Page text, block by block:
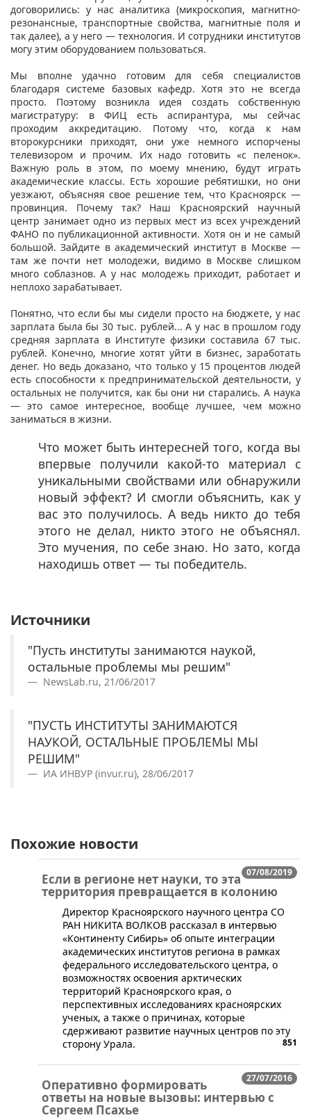
договорились: у нас аналитика (микроскопия, магнитно-
резонансные, транспортные свойства, магнитные поля и
так далее), а у него — технология. И сотрудники институтов
могу этим оборудованием пользоваться.
Мы вполне удачно готовим для себя специалистов
благодаря системе базовых кафедр. Хотя это не всегда
просто. Поэтому возникла идея создать собственную
магистратуру: в ФИЦ есть аспирантура, мы сейчас
проходим аккредитацию. Потому что, когда к нам
второкурсники приходят, они уже немного испорчены
телевизором и прочим. Их надо готовить «с пеленок».
Важную роль в этом, по моему мнению, будут играть
академические классы. Есть хорошие ребятишки, но они
уезжают, объясняя свое решение тем, что Красноярск —
провинция. Почему так? Наш Красноярский научный
центр занимает одно из первых мест из всех учреждений
ФАНО по публикационной активности. Хотя он и не самый
большой. Зайдите в академический институт в Москве —
там же почти нет молодежи, видимо в Москве слишком
много соблазнов. А у нас молодежь приходит, работает и
неплохо зарабатывает.
Понятно, что если бы мы сидели просто на бюджете, у нас
зарплата была бы 30 тыс. рублей... А у нас в прошлом году
средняя зарплата в Институте физики составила 67 тыс.
рублей. Конечно, многие хотят уйти в бизнес, заработать
денег. Но ведь доказано, что только у 15 процентов людей
есть способности к предпринимательской деятельности, у
остальных не получится, как бы они ни старались. А наука
— это самое интересное, вообще лучшее, чем можно
заниматься в жизни.
Что может быть интересней того, когда вы
впервые получили какой-то материал с
уникальными свойствами или обнаружили
новый эффект? И смогли объяснить, как у
вас это получилось. А ведь никто до тебя
этого не делал, никто этого не объяснял.
Это мучения, по себе знаю. Но зато, когда
находишь ответ — ты победитель.
Источники
"Пусть институты занимаются наукой,
остальные проблемы мы решим"
NewsLab.ru, 21/06/2017
"ПУСТЬ ИНСТИТУТЫ ЗАНИМАЮТСЯ
НАУКОЙ, ОСТАЛЬНЫЕ ПРОБЛЕМЫ МЫ
РЕШИМ"
ИА ИНВУР (invur.ru), 28/06/2017
Похожие новости
07/08/2019
Если в регионе нет науки, то эта
территория превращается в колонию
Директор Красноярского научного центра СО
РАН НИКИТА ВОЛКОВ рассказал в интервью
«Континенту Сибирь» об опыте интеграции
академических институтов региона в рамках
федерального исследовательского центра, о
возможностях освоения арктических
территорий Красноярского края, о
перспективных исследованиях красноярских
ученых, а также о причинах, которые
сдерживают развитие научных центров по эту
сторону Урала.
851
27/07/2016
Оперативно формировать
ответы на новые вызовы: интервью с
Сергеем Псахье